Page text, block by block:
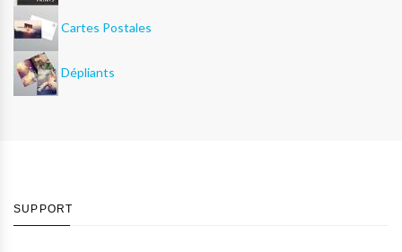
Cartes Postales
Dépliants
SUPPORT